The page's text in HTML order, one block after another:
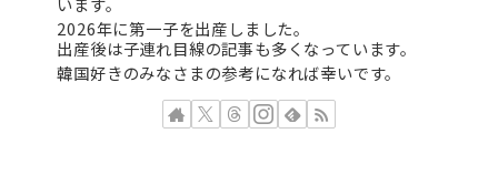
2026年に第一子を出産しました。
出産後は子連れ目線の記事も多くなっています。
韓国好きのみなさまの参考になれば幸いです。